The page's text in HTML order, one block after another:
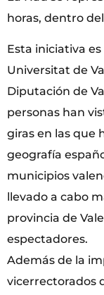
horas, dentro
Esta iniciativa
Universitat de
Diputación de
personas han
giras en las que
geografía
municipios
llevado a cabo
provincia de
espectadores.
Además de la
vicerrectorados